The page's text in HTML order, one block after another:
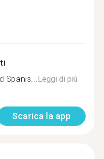
Spanis...Leggi di più
Scarica la app